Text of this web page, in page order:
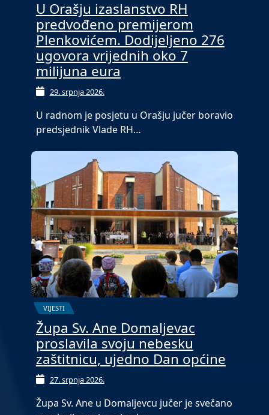
U Orašju izaslanstvo RH
predvođeno premijerom
Plenkovićem. Dodijeljeno 276
ugovora vrijednih oko 7
milijuna eura
29. srpnja 2026.
U radnom je posjetu u Orašju jučer boravio
predsjednik Vlade RH…
VIJESTI
Župa Sv. Ane Domaljevac
proslavila svoju nebesku
zaštitnicu, ujedno Dan općine
27. srpnja 2026.
Župa Sv. Ane u Domaljevcu jučer je svečano